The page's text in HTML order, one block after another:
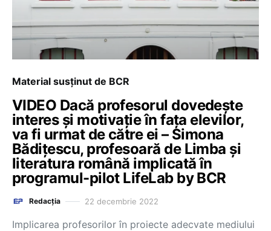
Material susținut de BCR
VIDEO Dacă profesorul dovedește
interes și motivație în fața elevilor,
va fi urmat de către ei – Simona
Bădițescu, profesoară de Limba și
literatura română implicată în
programul-pilot LifeLab by BCR
Redacția 22 decembrie 2022
Implicarea profesorilor în proiecte adecvate mediului